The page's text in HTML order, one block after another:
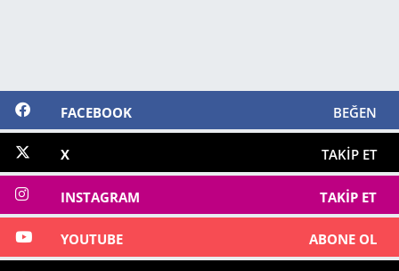
FACEBOOK BEĞEN
X TAKIP ET
INSTAGRAM TAKIP ET
YOUTUBE ABONE OL